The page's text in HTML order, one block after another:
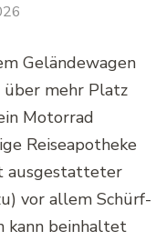
Geländewagen
mehr Platz
Motorrad
Reiseapotheke
ausgestatteter
vor allem Schürf-
kann beinhaltet